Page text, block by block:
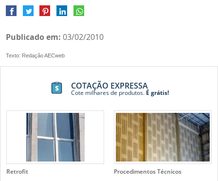
Publicado em: 03/02/2010
Texto: Redação AECweb
COTAÇÃO EXPRESSA
Cote milhares de produtos.É grátis!
Retrofit Procedimentos Técnicos